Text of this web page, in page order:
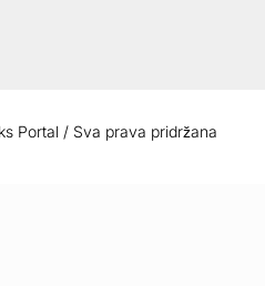
Portal / Sva prava pridržana